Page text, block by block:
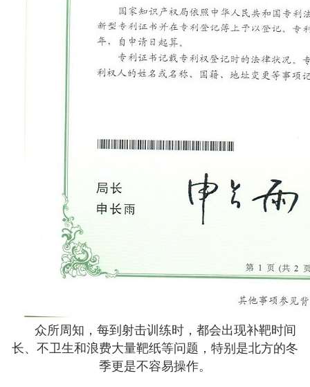
众所周知，每到射击训练时，都会出现补靶时间
长、不卫生和浪费大量靶纸等问题，特别是北方的冬
季更是不容易操作。